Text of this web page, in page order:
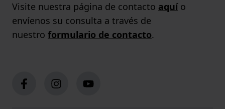
Visite nuestra página de contacto aquío
envíenos su consulta a través de
nuestro formulario de contacto.